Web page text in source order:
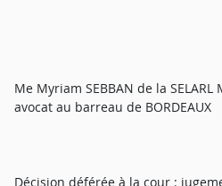
Me Myriam SEBBAN de la SELARL
avocat au barreau de BORDEAUX
Décision déférée à la cour :